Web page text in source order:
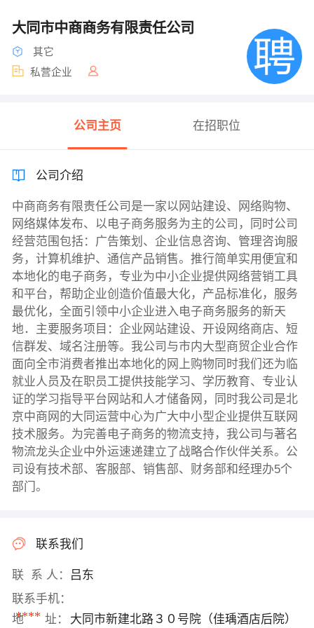
大同市中商商务有限责任公司
其它
私营企业
公司主页 在招职位
公司介绍
中商商务有限责任公司是一家以网站建设、网络购物、
网络媒体发布、以电子商务服务为主的公司，同时公司
经营范围包括：广告策划、企业信息咨询、管理咨询服
务，计算机维护、通信产品销售。推行简单实用便宜和
本地化的电子商务，专业为中小企业提供网络营销工具
和平台，帮助企业创造价值最大化，产品标准化，服务
最优化，全面引领中小企业进入电子商务服务的新天
地．主要服务项目：企业网站建设、开设网络商店、短
信群发、域名注册等。我公司与市内大型商贸企业合作
面向全市消费者推出本地化的网上购物同时我们还为临
就业人员及在职员工提供技能学习、学历教育、专业认
证的学习指导平台网站和人才储备网，同时我公司是北
京中商网的大同运营中心为广大中小型企业提供互联网
技术服务。为完善电子商务的物流支持，我公司与著名
物流龙头企业中外运速递建立了战略合作伙伴关系。公
司设有技术部、客服部、销售部、财务部和经理办5个
部门。
联系我们
联 系 人：
吕东
联系手机：
****
地 址： 大同市新建北路３０号院（佳瑀酒店后院）